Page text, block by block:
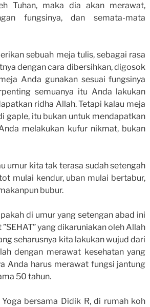
Tuhan, maka dia akan merawat,
fungsinya, dan semata-mata
sebuah meja tulis, sebagai rasa
dengan cara dibersihkan, digosok
Anda gunakan sesuai fungsinya
semuanya itu Anda lakukan
ridha Allah. Tetapi kalau meja
gaple, itu bukan untuk mendapatkan
melakukan kufur nikmat, bukan
umur kita tak terasa sudah setengah
mulai kendur, uban mulai bertabur,
bubur.
di umur yang setengan abad ini
yang dikaruniakan oleh Allah
seharusnya kita lakukan wujud dari
dengan merawat kesehatan yang
Anda harus merawat fungsi jantung
50 tahun.
bersama Didik R, di rumah koh